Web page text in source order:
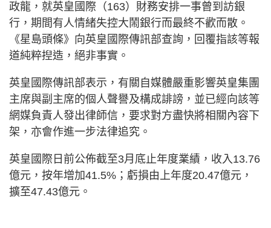
政龍，就英皇國際（163）財務安排一事曾到訪銀
行，期間有人情緒失控大鬧銀行而最終不歡而散。
《星島頭條》向英皇國際傳訊部查詢，回覆指該等報
道純粹揑造，絕非事實。
英皇國際傳訊部表示，有關自媒體嚴重影響英皇集團
主席與副主席的個人聲譽及構成誹謗，並已經向該等
網媒負責人發出律師信，要求對方盡快將相關內容下
架，亦會作進一步法律追究。
英皇國際日前公佈截至3月底止年度業績，收入13.76
億元，按年增加41.5%；虧損由上年度20.47億元，
擴至47.43億元。